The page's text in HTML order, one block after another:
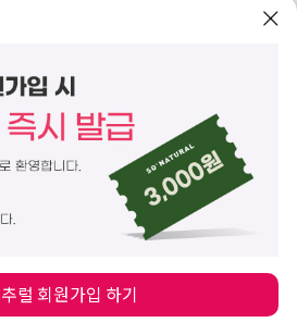
탁수하물은 제품 1개당 500ml 이하 / 전체 합계
올, 옥토크릴렌, 에탄올, 에칠헥실살리실레이트,
부틸메톡시디벤조일메탄, 아미노메틸프로판올, 카
씨드, 폴리솔베이트60, 폴리메틸실세스퀴옥세인,
도멀구슬나무잎추출물, 드럼스틱씨오일, 백미꽃
튼추출물, 아크릴레이트코폴리머, 미리스틱애씨
피온아마이드, 부틸렌글라이콜, 실리카, 에틸헥실
릴릭/카프릭트라이글리세라이드, 폴리하이드록
티에이, 향료, 리모넨, 알파-아이소메틸아이오논,
럴 회원가입 하기